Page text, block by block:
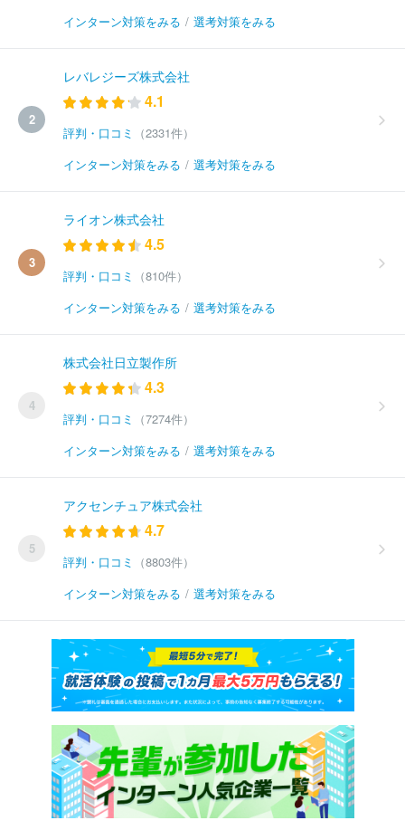
インターン対策をみる / 選考対策をみる
2
レバレジーズ株式会社
4.1
評判・口コミ
（2331件）
インターン対策をみる / 選考対策をみる
3
ライオン株式会社
4.5
評判・口コミ
（810件）
インターン対策をみる / 選考対策をみる
4
株式会社日立製作所
4.3
評判・口コミ
（7274件）
インターン対策をみる / 選考対策をみる
5
アクセンチュア株式会社
4.7
評判・口コミ
（8803件）
インターン対策をみる / 選考対策をみる